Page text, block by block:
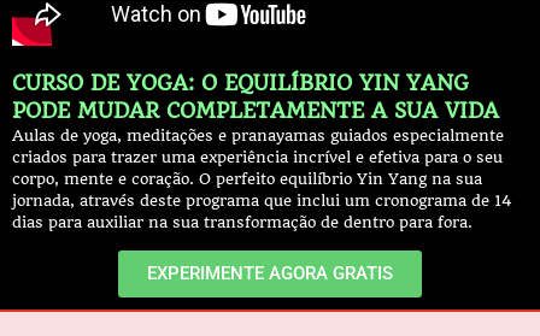
CURSO DE YOGA: O EQUILÍBRIO YIN YANG
PODE MUDAR COMPLETAMENTE A SUA VIDA
Aulas de yoga, meditações e pranayamas guiados especialmente
criados para trazer uma experiência incrível e efetiva para o seu
corpo, mente e coração. O perfeito equilíbrio Yin Yang na sua
jornada, através deste programa que inclui um cronograma de 14
dias para auxiliar na sua transformação de dentro para fora.
EXPERIMENTE AGORA GRATIS